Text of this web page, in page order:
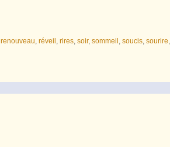
,renouveau ,réveil ,rires ,soir,sommeil ,soucis ,sourire